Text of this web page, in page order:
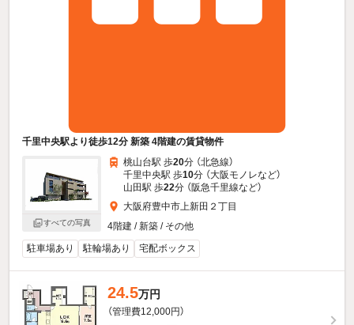
千里中央駅より徒歩12分 新築 4階建の賃貸物件
すべての写真
桃山台駅 歩20分 （北急線）
千里中央駅 歩10分 （大阪モノレなど）
山田駅 歩22分 （阪急千里線など）
大阪府豊中市上新田２丁目
4階建 / 新築 / その他
駐車場あり
駐輪場あり 宅配ボックス
24.5万円
（管理費12,000円）